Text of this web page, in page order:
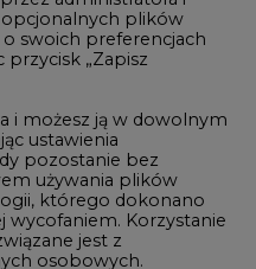
plików
swoich preferencjach
przycisk „Zapisz
i możesz ją w dowolnym
ustawienia
pozostanie bez
używania plików
którego dokonano
wycofaniem. Korzystanie
jest z
osobowych.